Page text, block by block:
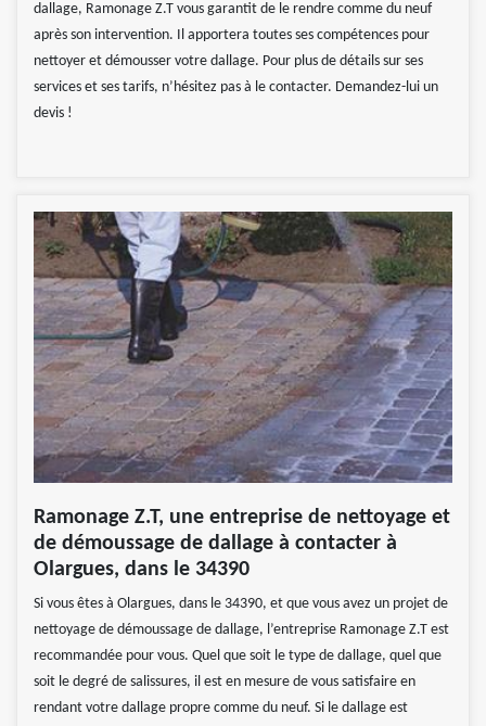
dallage, Ramonage Z.T vous garantit de le rendre comme du neuf
après son intervention. Il apportera toutes ses compétences pour
nettoyer et démousser votre dallage. Pour plus de détails sur ses
services et ses tarifs, n’hésitez pas à le contacter. Demandez-lui un
devis !
Ramonage Z.T, une entreprise de nettoyage et
de démoussage de dallage à contacter à
Olargues, dans le 34390
Si vous êtes à Olargues, dans le 34390, et que vous avez un projet de
nettoyage de démoussage de dallage, l’entreprise Ramonage Z.T est
recommandée pour vous. Quel que soit le type de dallage, quel que
soit le degré de salissures, il est en mesure de vous satisfaire en
rendant votre dallage propre comme du neuf. Si le dallage est